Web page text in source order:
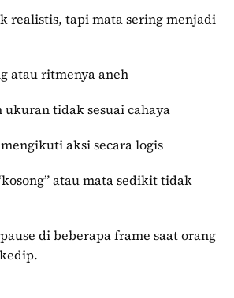
realistis, tapi mata sering menjadi
atau ritmenya aneh
tidak sesuai cahaya
aksi secara logis
atau mata sedikit tidak
di beberapa frame saat orang